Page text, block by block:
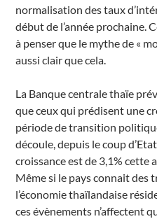
normalisation des taux
début de l’année prochaine.
à penser que le mythe de «
aussi clair que cela.
La Banque centrale thaïe
que ceux qui prédisent une
période de transition
découle, depuis le coup
croissance est de 3,1% cette
Même si le pays connait des
l’économie thaïlandaise
ces évènements n’affectent